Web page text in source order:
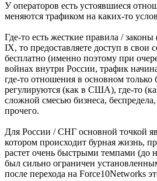
У операторов есть устоявшиеся
меняются трафиком на каких-то
Где-то есть жесткие правила /
IX, то предоставляете доступ в свои
бесплатно (именно поэтому при
войнах внутри России, трафик
где-то отношения в основном только
регулируются (как в США), где-то
сложной смесью бизнеса,
прочего.
Для России / СНГ основной точкой
котором происходит бурная жизнь,
растет очень быстрыми темпами (до
был сильно ограничен
после перехода на Force10Networks